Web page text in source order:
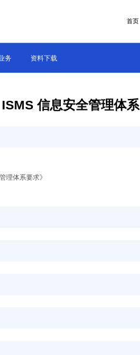
首页
务 资料下载
ISMS 信息安全管理体系
理体系要求》